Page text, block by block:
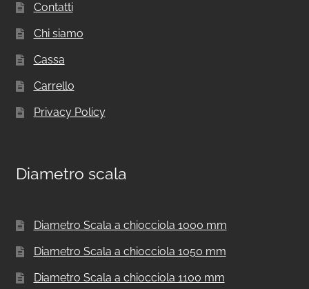
Contatti
Chi siamo
Cassa
Carrello
Privacy Policy
Diametro scala
Diametro Scala a chiocciola 1000 mm
Diametro Scala a chiocciola 1050 mm
Diametro Scala a chiocciola 1100 mm